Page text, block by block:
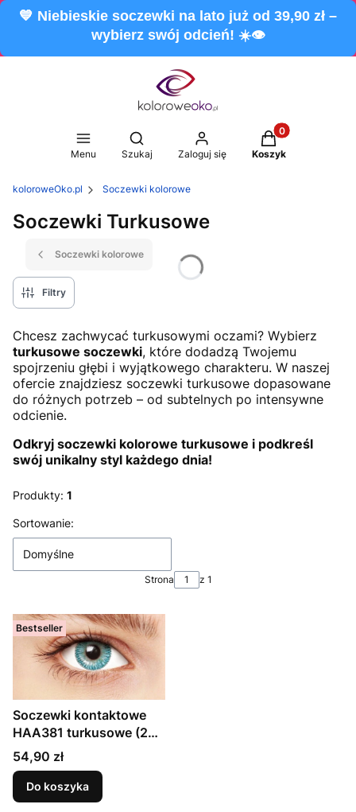
💙 Niebieskie soczewki na lato już od 39,90 zł –
wybierz swój odcień! ☀️👁️
Menu
Otwórz wyszukiwarkę
Szukaj Zaloguj się
Produkty w
Koszyk
koloroweOko.pl Soczewki kolorowe
Soczewki Turkusowe
Soczewki kolorowe
Filtry
Chcesz zachwycać turkusowymi oczami? Wybierz
turkusowe soczewki, które dodadzą Twojemu
spojrzeniu głębi i wyjątkowego charakteru. W naszej
ofercie znajdziesz soczewki turkusowe dopasowane
do różnych potrzeb – od subtelnych po intensywne
odcienie.
Odkryj soczewki kolorowe turkusowe i podkreśl
swój unikalny styl każdego dnia!
Produkty: 1
Lista produktów
Sortowanie:
Domyślne
Strona z 1
Bestseller
Soczewki kontaktowe
HAA381 turkusowe (2
szt.)
Cena
54,90 zł
Do koszyka